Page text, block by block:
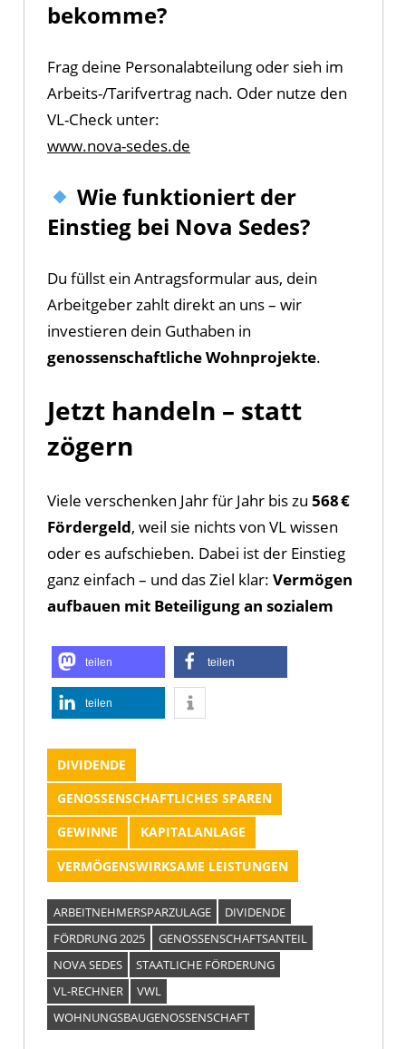
bekomme?
Frag deine Personalabteilung oder sieh im
Arbeits-/Tarifvertrag nach. Oder nutze den
VL-Check unter:
www.nova-sedes.de
Wie funktioniert der
Einstieg bei Nova Sedes?
Du füllst ein Antragsformular aus, dein
Arbeitgeber zahlt direkt an uns – wir
investieren dein Guthaben in
genossenschaftliche Wohnprojekte.
Jetzt handeln – statt
zögern
Viele verschenken Jahr für Jahr bis zu 568 €
Fördergeld, weil sie nichts von VL wissen
oder es aufschieben. Dabei ist der Einstieg
ganz einfach – und das Ziel klar: Vermögen
aufbauen mit Beteiligung an sozialem
teilen teilen
teilen
DIVIDENDE
GENOSSENSCHAFTLICHES SPAREN
GEWINNE
KAPITALANLAGE
VERMÖGENSWIRKSAME LEISTUNGEN
ARBEITNEHMERSPARZULAGE
DIVIDENDE
FÖRDRUNG 2025
GENOSSENSCHAFTSANTEIL
NOVA SEDES
STAATLICHE FÖRDERUNG
VL-RECHNER
VWL
WOHNUNGSBAUGENOSSENSCHAFT